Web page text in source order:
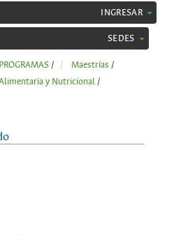
INGRESAR
SEDES
PROGRAMAS / Maestrías /
y Nutricional /